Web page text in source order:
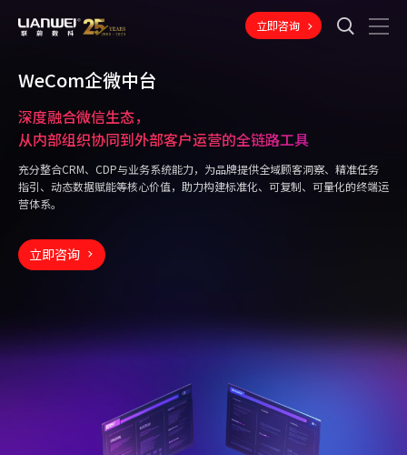
立即咨询
WeCom企微中台
深度融合微信生态，
从内部组织协同到外部客户运营的全链路工具
充分整合CRM、CDP与业务系统能力，为品牌提供全域顾客洞察、精准任务
指引、动态数据赋能等核心价值，助力构建标准化、可复制、可量化的终端运
营体系。
立即咨询